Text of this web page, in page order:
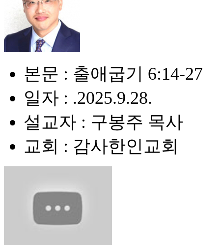
본문 : 출애굽기 6:14-27
일자 : .2025.9.28.
설교자 : 구봉주 목사
교회 : 감사한인교회